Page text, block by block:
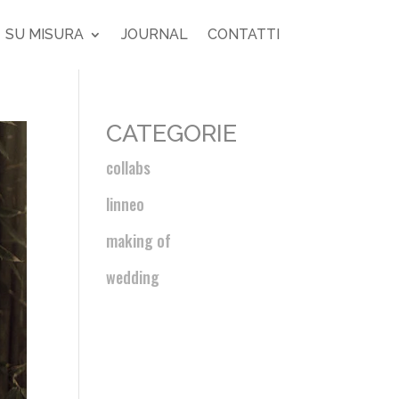
SU MISURA JOURNAL CONTATTI
CATEGORIE
collabs
linneo
making of
wedding